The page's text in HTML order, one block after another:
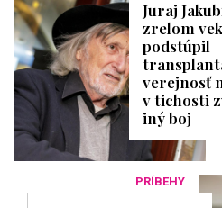
Juraj
zrelom
podstúpil
verejnosť
v tichosti
iný boj
PRÍBEHY